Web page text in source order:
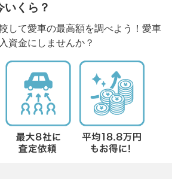
いくら？
して愛車の最高額を調べよう！愛車
資金にしませんか？